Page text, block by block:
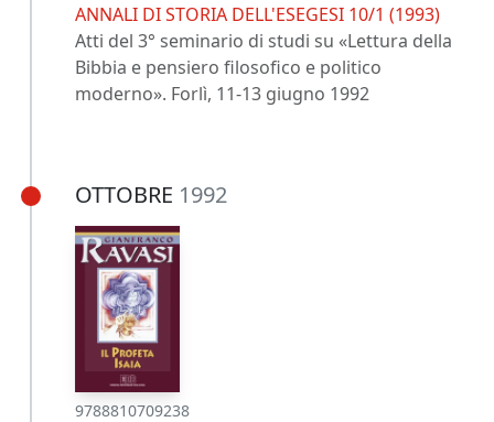
ANNALI DI STORIA DELL'ESEGESI 10/1 (1993)
Atti del 3° seminario di studi su «Lettura della
Bibbia e pensiero filosofico e politico
moderno». Forlì, 11-13 giugno 1992
OTTOBRE 1992
9788810709238